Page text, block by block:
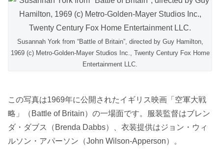
Susannah York from “Battle of Britain”, directed by Guy Hamilton,
1969 (c) Metro-Golden-Mayer Studios Inc., Twenty Century Fox Home
Entertainment LLC.
この写真は1969年に公開されたイギリス映画「空軍大戦
略」（Battle of Britain）の一場面です。服装監督はブレン
ダ・ダブス（Brenda Dabbs）、衣装提供はジョン・ウィ
ルソン・アパーソン（John Wilson-Apperson）。